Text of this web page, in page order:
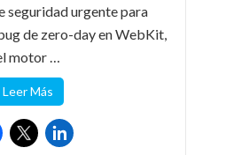
seguridad urgente para
de zero-day en WebKit,
motor …
Leer Más